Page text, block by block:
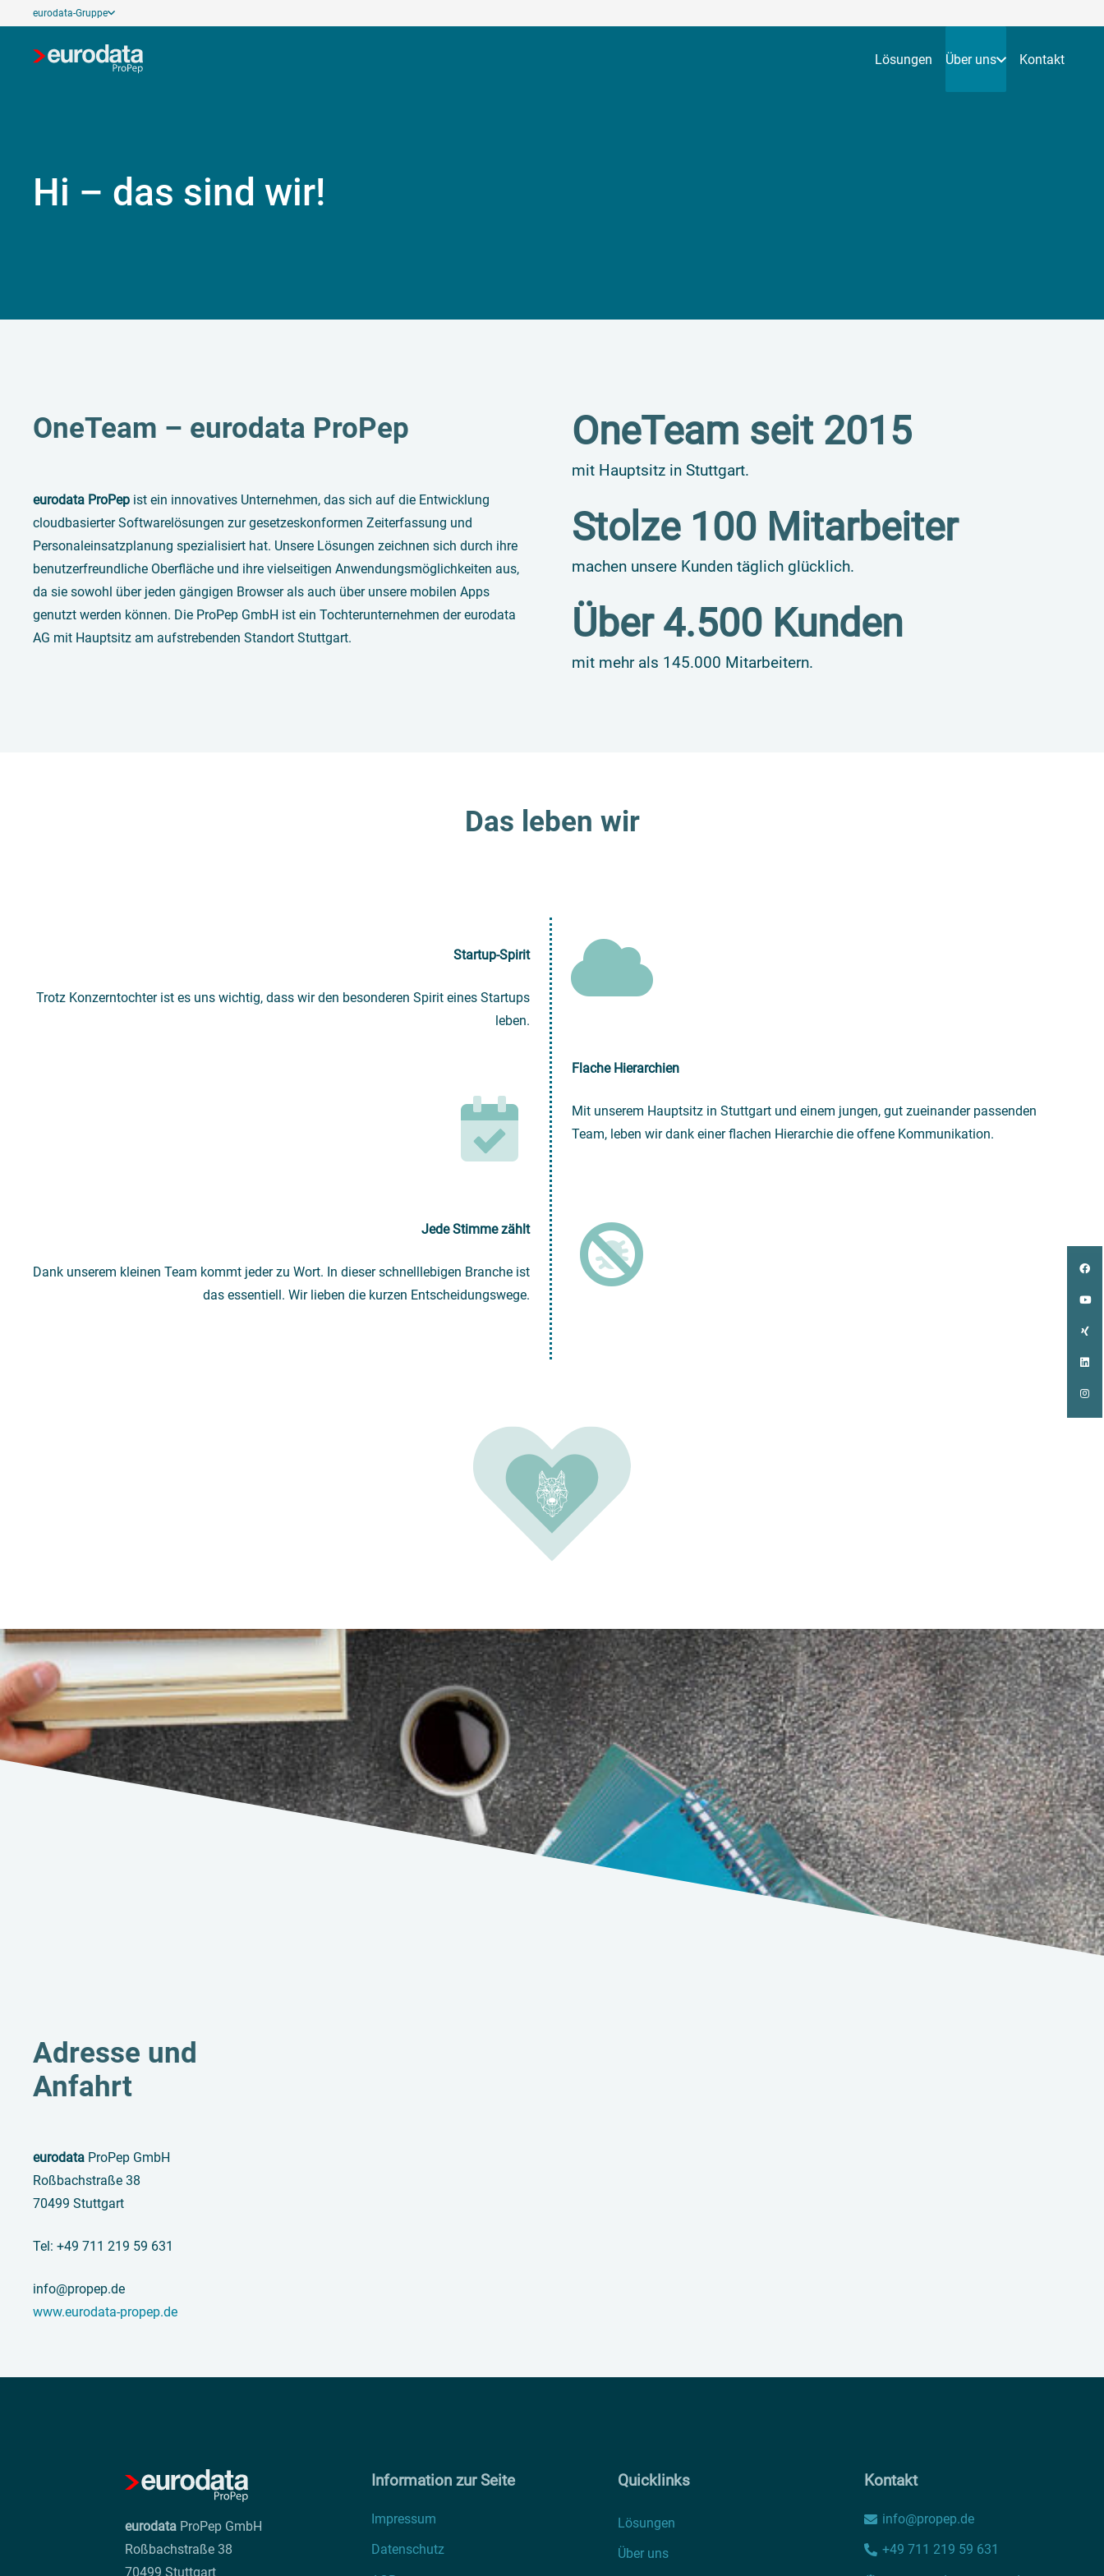
eurodata-Gruppe
Lösungen Über uns Kontakt
Hi – das sind wir!
OneTeam – eurodata ProPep
eurodata ProPep ist ein innovatives Unternehmen, das sich auf die Entwicklung
cloudbasierter Softwarelösungen zur gesetzeskonformen Zeiterfassung und
Personaleinsatzplanung spezialisiert hat. Unsere Lösungen zeichnen sich durch ihre
benutzerfreundliche Oberfläche und ihre vielseitigen Anwendungsmöglichkeiten aus,
da sie sowohl über jeden gängigen Browser als auch über unsere mobilen Apps
genutzt werden können. Die ProPep GmbH ist ein Tochterunternehmen der eurodata
AG mit Hauptsitz am aufstrebenden Standort Stuttgart.
OneTeam seit 2015
mit Hauptsitz in Stuttgart.
Stolze 100 Mitarbeiter
machen unsere Kunden täglich glücklich.
Über4.500 Kunden
mit mehr als 145.000 Mitarbeitern.
Das leben wir
Startup-Spirit
Trotz Konzerntochter ist es uns wichtig, dass wir den besonderen Spirit eines Startups
leben.
Jede Stimme zählt
Dank unserem kleinen Team kommt jeder zu Wort. In dieser schnelllebigen Branche ist
das essentiell. Wir lieben die kurzen Entscheidungswege.
Flache Hierarchien
Mit unserem Hauptsitz in Stuttgart und einem jungen, gut zueinander passenden
Team, leben wir dank einer flachen Hierarchie die offene Kommunikation.
Adresse und
Anfahrt
eurodata ProPep GmbH
Roßbachstraße 38
70499 Stuttgart
Tel: +49 711 219 59 631
info@propep.de
www.eurodata-propep.de
eurodata ProPep GmbH
Roßbachstraße 38
70499 Stuttgart
Information zur Seite
Impressum
Datenschutz
Quicklinks
Lösungen
Über uns
Kontakt
info@propep.de
+49 711 219 59 631